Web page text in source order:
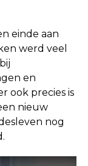
einde aan
werd veel
en
ook precies is
nieuw
nog